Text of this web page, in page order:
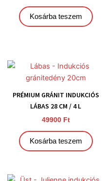
Kosárba teszem
PRÉMIUM GRÁNIT INDUKCIÓS
LÁBAS 28 CM / 4 L
49900 Ft
Kosárba teszem
Original Current